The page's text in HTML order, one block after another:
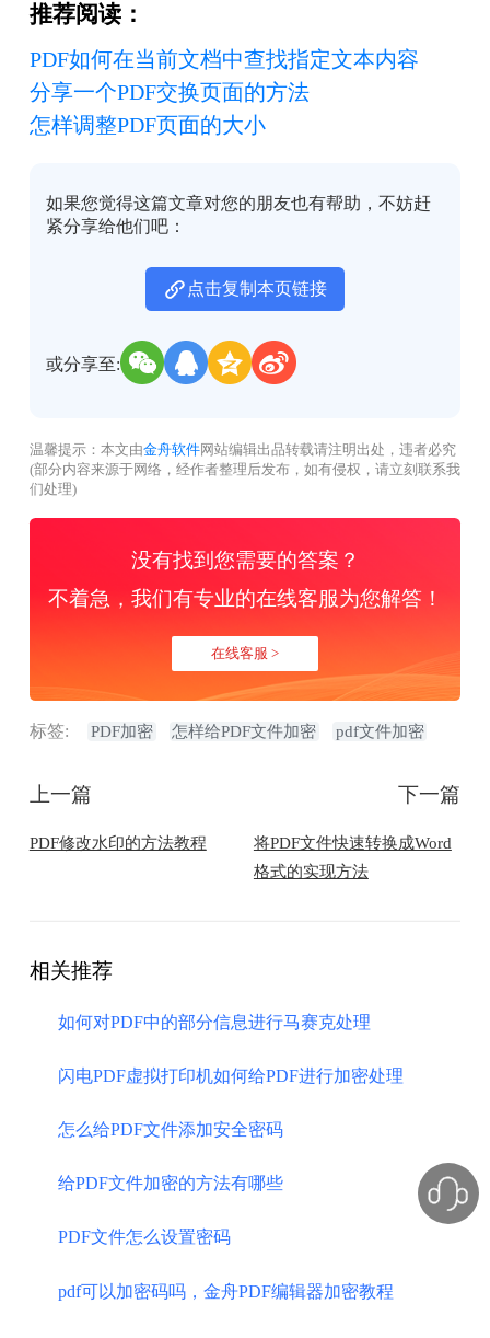
推荐阅读：
PDF如何在当前文档中查找指定文本内容
分享一个PDF交换页面的方法
怎样调整PDF页面的大小
如果您觉得这篇文章对您的朋友也有帮助，不妨赶
紧分享给他们吧：
点击复制本页链接
或分享至:
温馨提示：本文由金舟软件网站编辑出品转载请注明出处，违者必究
(部分内容来源于网络，经作者整理后发布，如有侵权，请立刻联系我
们处理)
没有找到您需要的答案？
不着急，我们有专业的在线客服为您解答！
在线客服 >
标签: PDF加密 怎样给PDF文件加密 pdf文件加密
上一篇
PDF修改水印的方法教程
下一篇
将PDF文件快速转换成Word
格式的实现方法
相关推荐
如何对PDF中的部分信息进行马赛克处理
闪电PDF虚拟打印机如何给PDF进行加密处理
怎么给PDF文件添加安全密码
给PDF文件加密的方法有哪些
PDF文件怎么设置密码
pdf可以加密码吗，金舟PDF编辑器加密教程